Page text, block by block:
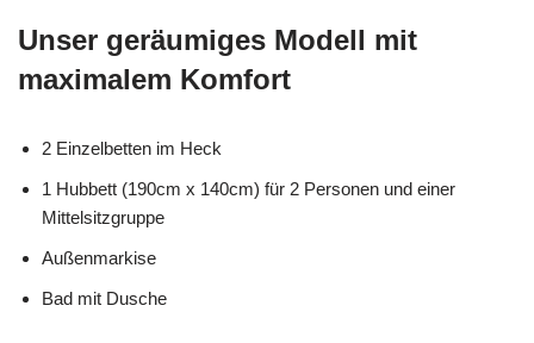
Unser geräumiges Modell mit
maximalem Komfort
2 Einzelbetten im Heck
1 Hubbett (190cm x 140cm) für 2 Personen und einer
Mittelsitzgruppe
Außenmarkise
Bad mit Dusche